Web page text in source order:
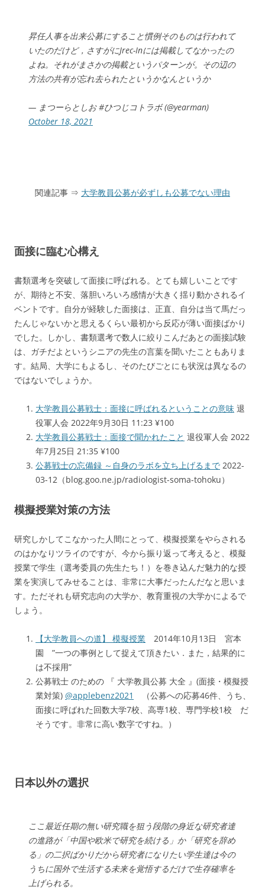
昇任人事を出来公募にすること慣例そのものは行われて
いたのだけど，さすがにJrec-Inには掲載してなかったの
よね。それがまさかの掲載というパターンが。その辺の
方法の共有が忘れ去られたというかなんというか
— まつーらとしお #ひつじコトラボ (@yearman)
October 18, 2021
関連記事 ⇒ 大学教員公募が必ずしも公募でない理由
面接に臨む心構え
書類選考を突破して面接に呼ばれる。とても嬉しいことです
が、期待と不安、落胆いろいろ感情が大きく揺り動かされるイ
ベントです。自分が経験した面接は、正直、自分は当て馬だっ
たんじゃないかと思えるくらい最初から反応が薄い面接ばかり
でした。しかし、書類選考で数人に絞りこんだあとの面接試験
は、ガチだよというシニアの先生の言葉を聞いたこともありま
す。結局、大学にもよるし、そのたびごとにも状況は異なるの
ではないでしょうか。
大学教員公募戦士：面接に呼ばれるということの意味 退
役軍人会 2022年9月30日 11:23 ¥100
大学教員公募戦士：面接で聞かれたこと 退役軍人会 2022
年7月25日 21:35 ¥100
公募戦士の忘備録 ～自身のラボを立ち上げるまで 2022-
03-12（blog.goo.ne.jp/radiologist-soma-tohoku）
模擬授業対策の方法
研究しかしてこなかった人間にとって、模擬授業をやらされる
のはかなりツライのですが、今から振り返って考えると、模擬
授業で学生（選考委員の先生たち！）を巻き込んだ魅力的な授
業を実演してみせることは、非常に大事だったんだなと思いま
す。ただそれも研究志向の大学か、教育重視の大学かによるで
しょう。
【大学教員への道】 模擬授業 2014年10月13日 宮本
園 ”一つの事例として捉えて頂きたい．また，結果的に
は不採用”
公募戦士 のための 『 大学教員公募 大全 』(面接・模擬授
業対策) @applebenz2021
（公募への応募46件、うち、
面接に呼ばれた回数大学7校、高専1校、専門学校1校 だ
そうです。非常に高い数字ですね。）
日本以外の選択
ここ最近任期の無い研究職を狙う段階の身近な研究者達
の進路が「中国や欧米で研究を続ける」か「研究を辞め
る」の二択ばかりだから研究者になりたい学生達は今の
うちに国外で生活する未来を覚悟するだけで生存確率を
上げられる。